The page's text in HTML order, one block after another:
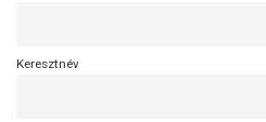
Keresztnév